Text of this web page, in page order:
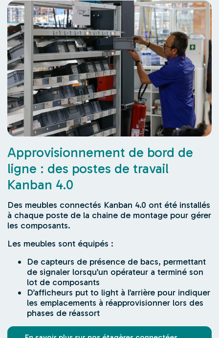
Approvisionnement de bord de
ligne : des postes de travail
Kanban 4.0
Des meubles connectés Kanban 4.0 ont été installés
à chaque poste de la chaine de montage pour gérer
les composants.
Les meubles sont équipés :
De capteurs de présence de bacs, permettant
de signaler lorsqu’un opérateur a terminé son
lot de composants
D’afficheurs put to light à l’arrière pour indiquer
les emplacements à réapprovisionner lors des
phases de réassort